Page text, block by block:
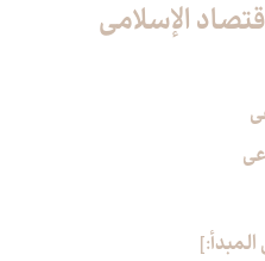
الإسلامي‏
المبدأ:]